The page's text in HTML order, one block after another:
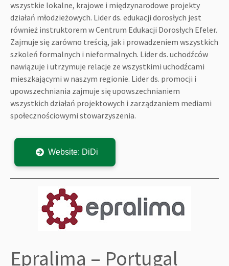
wszystkie lokalne, krajowe i międzynarodowe projekty
działań młodzieżowych. Lider ds. edukacji dorosłych jest
również instruktorem w Centrum Edukacji Dorosłych Efeler.
Zajmuje się zarówno treścią, jak i prowadzeniem wszystkich
szkoleń formalnych i nieformalnych. Lider ds. uchodźców
nawiązuje i utrzymuje relacje ze wszystkimi uchodźcami
mieszkającymi w naszym regionie. Lider ds. promocji i
upowszechniania zajmuje się upowszechnianiem
wszystkich działań projektowych i zarządzaniem mediami
społecznościowymi stowarzyszenia.
Website: DiDi
Epralima – Portugal